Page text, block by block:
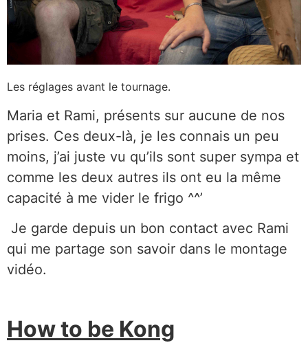
Les réglages avant le tournage.
Maria et Rami, présents sur aucune de nos
prises. Ces deux-là, je les connais un peu
moins, j’ai juste vu qu’ils sont super sympa et
comme les deux autres ils ont eu la même
capacité à me vider le frigo ^^’
Je garde depuis un bon contact avec Rami
qui me partage son savoir dans le montage
vidéo.
How to be Kong